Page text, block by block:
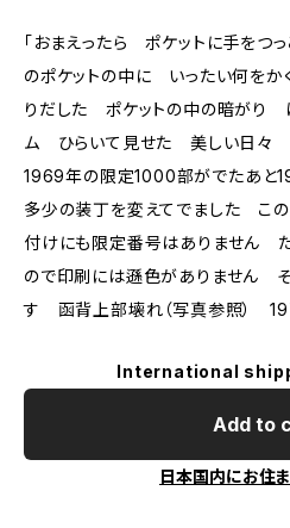
「おまえったら ポケットに手をつ
のポケットの中に いったい何をか
りだした ポケットの中の暗がり
ム ひらいて見せた 美しい日々
1969年の限定1000部がでたあと
多少の装丁を変えてでました こ
付けにも限定番号はありません
ので印刷には遜色がありません
す 函背上部壊れ（写真参照）
International
Add to
日本国内にお住